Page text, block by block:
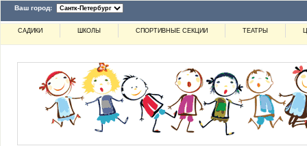
Ваш город:
САДИКИ ШКОЛЫ СПОРТИВНЫЕ СЕКЦИИ ТЕАТРЫ